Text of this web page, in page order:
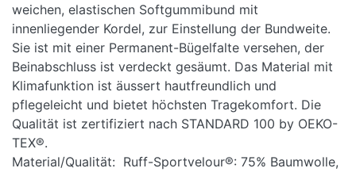
weichen, elastischen Softgummibund mit
innenliegender Kordel, zur Einstellung der Bundweite.
Sie ist mit einer Permanent-Bügelfalte versehen, der
Beinabschluss ist verdeckt gesäumt. Das Material mit
Klimafunktion ist äussert hautfreundlich und
pflegeleicht und bietet höchsten Tragekomfort. Die
Qualität ist zertifiziert nach STANDARD 100 by OEKO-
TEX®.
Material/Qualität: Ruff-Sportvelour®: 75% Baumwolle,